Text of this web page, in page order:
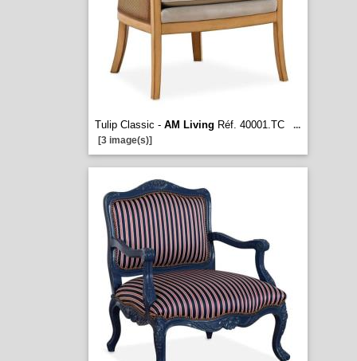
Tulip Classic - AM Living Réf. 40001.TC
...
[3 image(s)]